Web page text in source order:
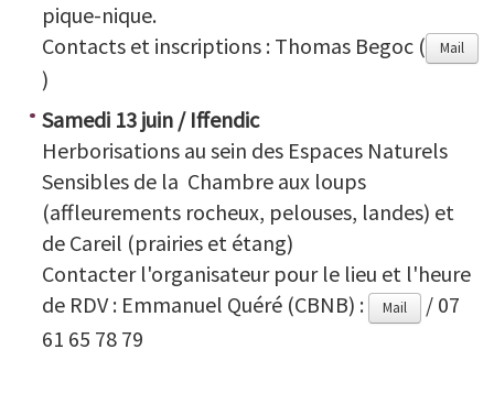
pique-nique.
Contacts et inscriptions : Thomas Begoc (
Mail
)
Samedi 13 juin / Iffendic
Herborisations au sein des Espaces Naturels
Sensibles de la Chambre aux loups
(affleurements rocheux, pelouses, landes) et
de Careil (prairies et étang)
Contacter l'organisateur pour le lieu et l'heure
de RDV : Emmanuel Quéré (CBNB) :
Mail
/ 07
61 65 78 79